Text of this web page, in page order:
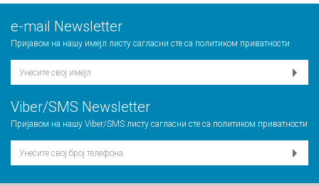
е-mail Newsletter
Пријавом на нашу имејл листу сагласни сте са политиком приватности
Viber/SMS Newsletter
Пријавом на нашу Viber/SMS листу сагласни сте са политиком приватности